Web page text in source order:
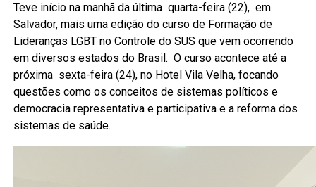
Teve início na manhã da última quarta-feira (22), em
Salvador, mais uma edição do curso de Formação de
Lideranças LGBT no Controle do SUS que vem ocorrendo
em diversos estados do Brasil. O curso acontece até a
próxima sexta-feira (24), no Hotel Vila Velha, focando
questões como os conceitos de sistemas políticos e
democracia representativa e participativa e a reforma dos
sistemas de saúde.